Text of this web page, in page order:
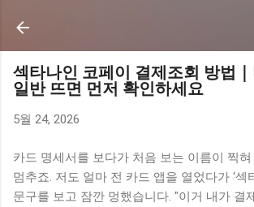
섹타나인 코페이 결제조회 방법
일반 뜨면 먼저 확인하세요
5월 24, 2026
카드 명세서를 보다가 처음 보는 이름이 찍
멈추죠. 저도 얼마 전 카드 앱을 열었다가 ‘섹
문구를 보고 잠깐 멍했습니다. "이거 내가 결